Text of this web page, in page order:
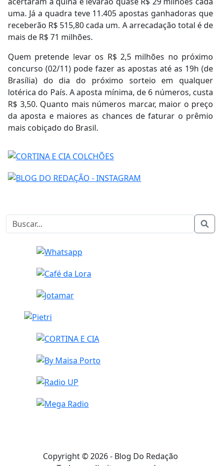
uma. Já a quadra teve 11.405 apostas ganhadoras que
receberão R$ 515,80 cada um. A arrecadação total é de
mais de R$ 71 milhões.
Quem pretende levar os R$ 2,5 milhões no próximo
concurso (02/11) pode fazer as apostas até as 19h (de
Brasília) do dia do próximo sorteio em qualquer
lotérica do País. A aposta mínima, de 6 números, custa
R$ 3,50. Quanto mais números marcar, maior o preço
da aposta e maiores as chances de faturar o prêmio
mais cobiçado do Brasil.
Copyright © 2026 - Blog Do Redação